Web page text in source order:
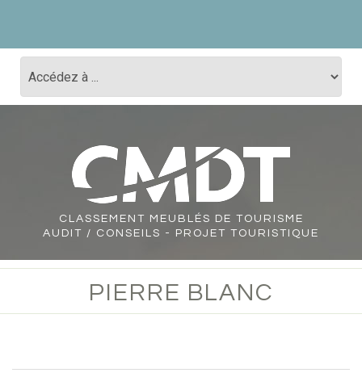
CLASSEMENT
MEUBLÉS DE TOURISME
AUDIT / CONSEILS - PROJET TOURISTIQUE
PIERRE BLANC